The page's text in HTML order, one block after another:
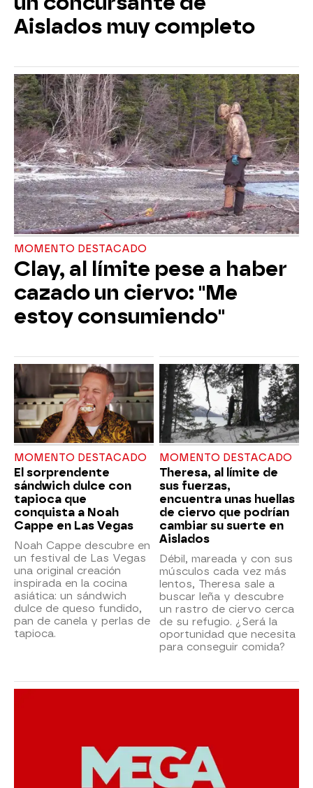
Aislados muy completo
MOMENTO DESTACADO
Clay, al límite pese a haber
cazado un ciervo: "Me
estoy consumiendo"
MOMENTO DESTACADO
El sorprendente
sándwich dulce con
tapioca que
conquista a Noah
Cappe en Las Vegas
Noah Cappe descubre en
un festival de Las Vegas
una original creación
inspirada en la cocina
asiática: un sándwich
dulce de queso fundido,
pan de canela y perlas de
tapioca.
MOMENTO DESTACADO
Theresa, al límite de
sus fuerzas,
encuentra unas huellas
de ciervo que podrían
cambiar su suerte en
Aislados
Débil, mareada y con sus
músculos cada vez más
lentos, Theresa sale a
buscar leña y descubre
un rastro de ciervo cerca
de su refugio. ¿Será la
oportunidad que necesita
para conseguir comida?